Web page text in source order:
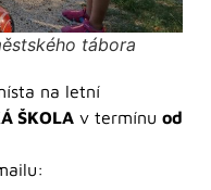
tábora
na letní
ŠKOLA v termínu od